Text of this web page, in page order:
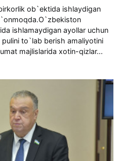
ob`ektida ishlaydigan
ishlamaydigan ayollar uchun
to`lab berish amaliyotini
majlislarida xotin-qizlar...